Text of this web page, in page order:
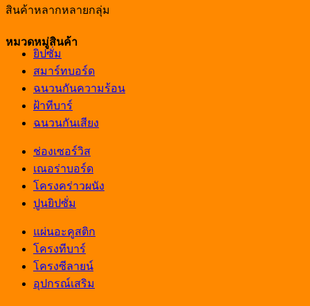
สินค้าหลากหลายกลุ่ม
หมวดหมู่สินค้า
ยิปซั่ม
สมาร์ทบอร์ด
ฉนวนกันความร้อน
ฝ้าทีบาร์
ฉนวนกันเสียง
ช่องเซอร์วิส
เณอร่าบอร์ด
โครงคร่าวผนัง
ปูนยิปซั่ม
แผ่นอะคูสติก
โครงทีบาร์
โครงซีลายน์
อุปกรณ์เสริม